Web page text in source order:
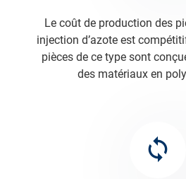
Le coût de production des pièces moulées par
injection d’azote est
pièces de ce type sont
des matériaux en